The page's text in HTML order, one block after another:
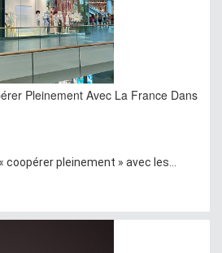
Pleinement Avec La France Dans
coopérer pleinement » avec les...